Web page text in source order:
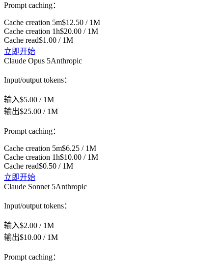
Prompt caching：
Cache creation 5m$12.50 / 1M
Cache creation 1h$20.00 / 1M
Cache read$1.00 / 1M
立即开始
Claude Opus 5Anthropic
Input/output tokens：
输入$5.00 / 1M
输出$25.00 / 1M
Prompt caching：
Cache creation 5m$6.25 / 1M
Cache creation 1h$10.00 / 1M
Cache read$0.50 / 1M
立即开始
Claude Sonnet 5Anthropic
Input/output tokens：
输入$2.00 / 1M
输出$10.00 / 1M
Prompt caching：